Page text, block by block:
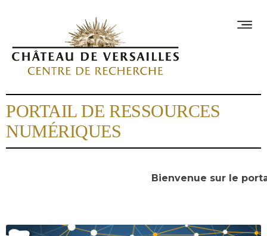
PORTAIL DE RESSOURCES
NUMÉRIQUES
Bienvenue sur le